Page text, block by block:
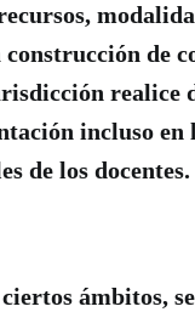
de
realice
incluso en
de los docentes.
ámbitos,